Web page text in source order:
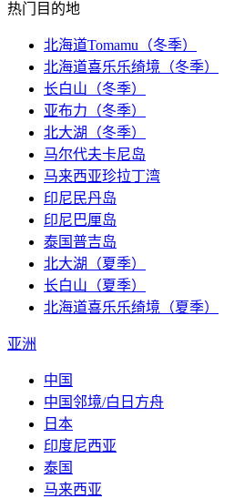
热门目的地
北海道Tomamu（冬季）
北海道喜乐乐绮境（冬季）
长白山（冬季）
亚布力（冬季）
北大湖（冬季）
马尔代夫卡尼岛
马来西亚珍拉丁湾
印尼民丹岛
印尼巴厘岛
泰国普吉岛
北大湖（夏季）
长白山（夏季）
北海道喜乐乐绮境（夏季）
亚洲
中国
中国邻境/白日方舟
日本
印度尼西亚
泰国
马来西亚